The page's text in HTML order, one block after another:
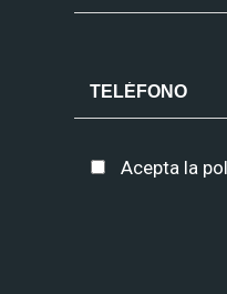
Acepta la